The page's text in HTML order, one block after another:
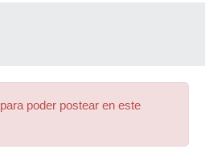
para poder postear en este